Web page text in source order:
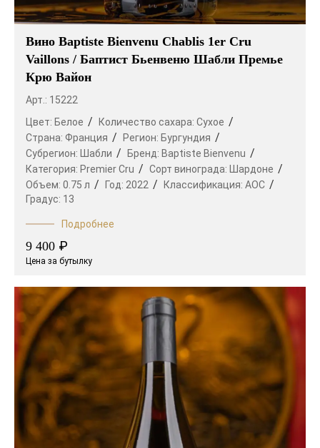
Вино Baptiste Bienvenu Chablis 1er Cru
Vaillons / Баптист Бьенвеню Шабли Премье
Крю Вайон
Арт.: 15222
Цвет: Белое Количество сахара: Сухое
Страна: Франция Регион: Бургундия
Субрегион: Шабли Бренд: Baptiste Bienvenu
Категория: Premier Cru Сорт винограда: Шардоне
Объем: 0.75 л Год: 2022 Классификация: AOC
Градус: 13
Подробнее
9 400 ₽
Цена за бутылку